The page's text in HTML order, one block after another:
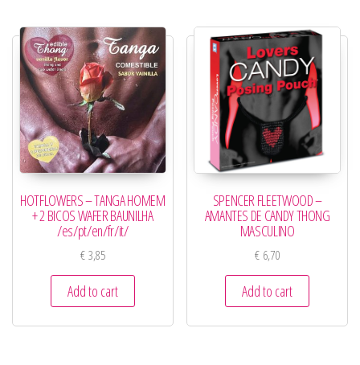
HOTFLOWERS – TANGA HOMEM
+ 2 BICOS WAFER BAUNILHA
/es/pt/en/fr/it/
€3,85
Add to cart
SPENCER FLEETWOOD –
AMANTES DE CANDY THONG
MASCULINO
€ 6,70
Add to cart